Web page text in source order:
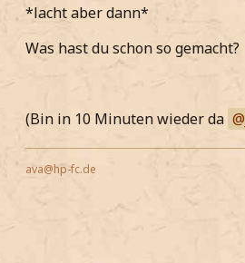
*lacht aber dann*
Was hast du schon so gemacht?
(Bin in 10 Minuten wieder da
ava@hp-fc.de